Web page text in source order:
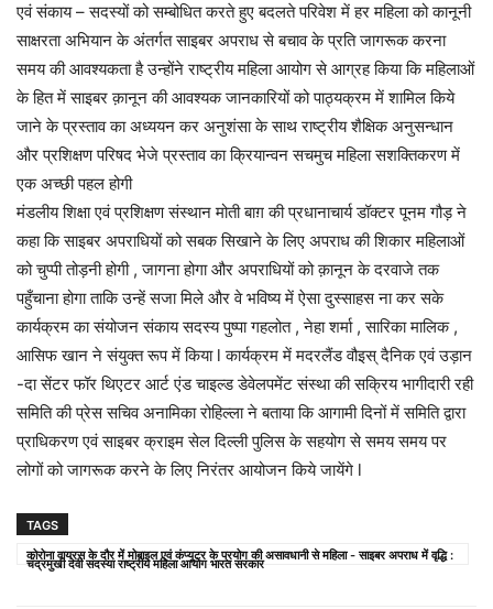
एवं संकाय – सदस्यों को सम्बोधित करते हुए बदलते परिवेश में हर महिला को कानूनी
साक्षरता अभियान के अंतर्गत साइबर अपराध से बचाव के प्रति जागरूक करना
समय की आवश्यकता है उन्होंने राष्ट्रीय महिला आयोग से आग्रह किया कि महिलाओं
के हित में साइबर क़ानून की आवश्यक जानकारियों को पाठ्यक्रम में शामिल किये
जाने के प्रस्ताव का अध्ययन कर अनुशंसा के साथ राष्ट्रीय शैक्षिक अनुसन्धान
और प्रशिक्षण परिषद भेजे प्रस्ताव का क्रियान्वन सचमुच महिला सशक्तिकरण में
एक अच्छी पहल होगी
मंडलीय शिक्षा एवं प्रशिक्षण संस्थान मोती बाग़ की प्रधानाचार्य डॉक्टर पूनम गौड़ ने
कहा कि साइबर अपराधियों को सबक सिखाने के लिए अपराध की शिकार महिलाओं
को चुप्पी तोड़नी होगी , जागना होगा और अपराधियों को क़ानून के दरवाजे तक
पहुँचाना होगा ताकि उन्हें सजा मिले और वे भविष्य में ऐसा दुस्साहस ना कर सके
कार्यक्रम का संयोजन संकाय सदस्य पुष्पा गहलोत , नेहा शर्मा , सारिका मालिक ,
आसिफ खान ने संयुक्त रूप में किया l कार्यक्रम में मदरलैंड वौइस् दैनिक एवं उड़ान
-दा सेंटर फॉर थिएटर आर्ट एंड चाइल्ड डेवेलपमेंट संस्था की सक्रिय भागीदारी रही
समिति की प्रेस सचिव अनामिका रोहिल्ला ने बताया कि आगामी दिनों में समिति द्वारा
प्राधिकरण एवं साइबर क्राइम सेल दिल्ली पुलिस के सहयोग से समय समय पर
लोगों को जागरूक करने के लिए निरंतर आयोजन किये जायेंगे l
TAGS
कोरोना वायरस के दौर में मोबाइल एवं कंप्यूटर के प्रयोग की असावधानी से महिला - साइबर अपराध में वृद्धि :
चंद्रमुखी देवी सदस्या राष्ट्रीय महिला आयोग भारत सरकार